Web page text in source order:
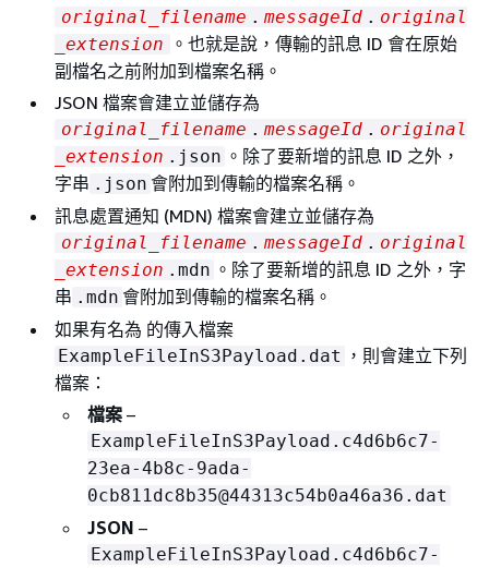
original_filename . messageId . original
_extension
。也就是說，傳輸的訊息 ID 會在原始
副檔名之前附加到檔案名稱。
JSON 檔案會建立並儲存為
original_filename . messageId . original
_extension .json 。除了要新增的訊息 ID 之外，
字串 .json 會附加到傳輸的檔案名稱。
訊息處置通知 (MDN) 檔案會建立並儲存為
original_filename . messageId . original
_extension .mdn 。除了要新增的訊息 ID 之外，字
串 .mdn 會附加到傳輸的檔案名稱。
如果有名為 的傳入檔案
ExampleFileInS3Payload.dat ，則會建立下列
檔案：
檔案 –
ExampleFileInS3Payload.c4d6b6c7-
23ea-4b8c-9ada-
0cb811dc8b35@44313c54b0a46a36.dat
JSON –
ExampleFileInS3Payload.c4d6b6c7-